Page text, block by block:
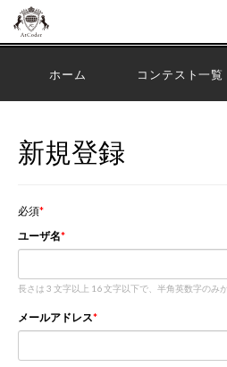
ホーム コンテスト一覧
新規登録
必須
ユーザ名
長さは 3 文字以上 16 文字以下で、半角英数字のみ
メールアドレス